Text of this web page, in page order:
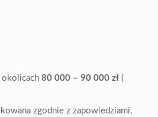
80 000 – 90 000 zł (
zgodnie z zapowiedziami,